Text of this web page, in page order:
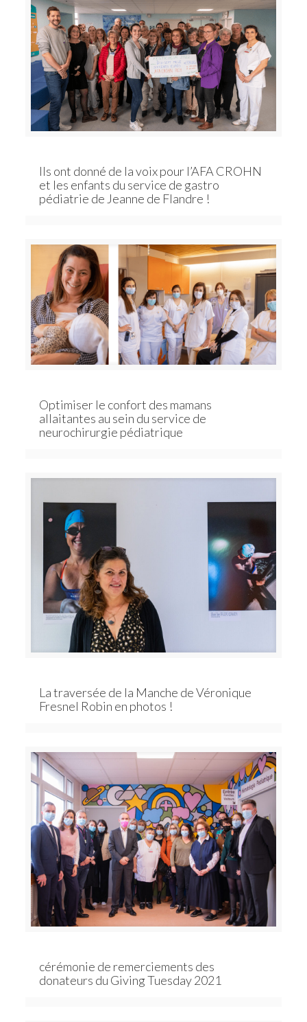
Ils ont donné de la voix pour l’AFA CROHN
et les enfants du service de gastro
pédiatrie de Jeanne de Flandre !
Optimiser le confort des mamans
allaitantes au sein du service de
neurochirurgie pédiatrique
La traversée de la Manche de Véronique
Fresnel Robin en photos !
cérémonie de remerciements des
donateurs du Giving Tuesday 2021